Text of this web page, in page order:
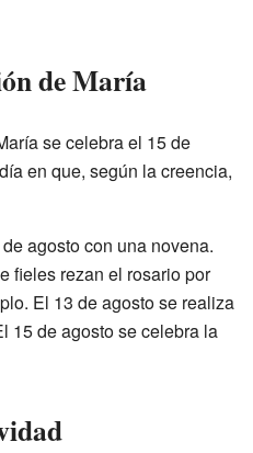
de María
se celebra el 15 de
en que, según la creencia,
agosto con una novena.
fieles rezan el rosario por
El 13 de agosto se realiza
15 de agosto se celebra la